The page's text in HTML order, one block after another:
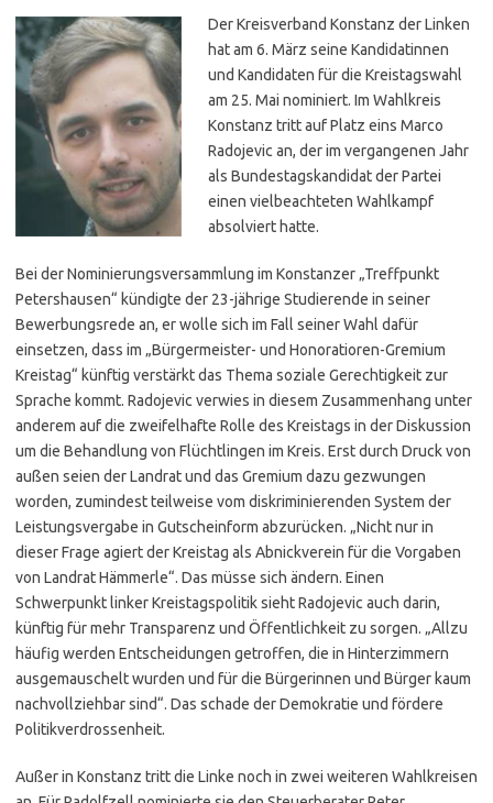
Der Kreisverband Konstanz der Linken
hat am 6. März seine Kandidatinnen
und Kandidaten für die Kreistagswahl
am 25. Mai nominiert. Im Wahlkreis
Konstanz tritt auf Platz eins Marco
Radojevic an, der im vergangenen Jahr
als Bundestagskandidat der Partei
einen vielbeachteten Wahlkampf
absolviert hatte.
Bei der Nominierungsversammlung im Konstanzer „Treffpunkt
Petershausen“ kündigte der 23-jährige Studierende in seiner
Bewerbungsrede an, er wolle sich im Fall seiner Wahl dafür
einsetzen, dass im „Bürgermeister- und Honoratioren-Gremium
Kreistag“ künftig verstärkt das Thema soziale Gerechtigkeit zur
Sprache kommt. Radojevic verwies in diesem Zusammenhang unter
anderem auf die zweifelhafte Rolle des Kreistags in der Diskussion
um die Behandlung von Flüchtlingen im Kreis. Erst durch Druck von
außen seien der Landrat und das Gremium dazu gezwungen
worden, zumindest teilweise vom diskriminierenden System der
Leistungsvergabe in Gutscheinform abzurücken. „Nicht nur in
dieser Frage agiert der Kreistag als Abnickverein für die Vorgaben
von Landrat Hämmerle“. Das müsse sich ändern. Einen
Schwerpunkt linker Kreistagspolitik sieht Radojevic auch darin,
künftig für mehr Transparenz und Öffentlichkeit zu sorgen. „Allzu
häufig werden Entscheidungen getroffen, die in Hinterzimmern
ausgemauschelt wurden und für die Bürgerinnen und Bürger kaum
nachvollziehbar sind“. Das schade der Demokratie und fördere
Politikverdrossenheit.
Außer in Konstanz tritt die Linke noch in zwei weiteren Wahlkreisen